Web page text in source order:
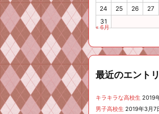
24
25 26 27
31
« 6月
最近のエントリ
キラキラな高校生 2019
男子高校生 2019年3月7